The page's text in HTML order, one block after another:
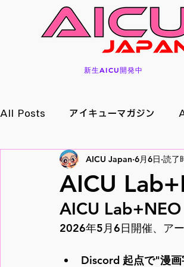
新生AICU開発中
All Posts アイキューマガジン
イベント情報 アプリ/サービス
メイキング 月刊好アクセス
AICU
AICU Japan 6月6日 読了
AICU
2026年5月6日開催、ア
Discord 起点で"漫